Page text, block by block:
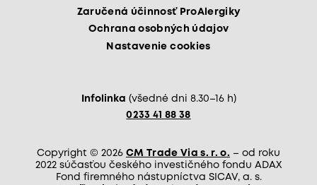
Zaručená účinnosť ProAlergiky
Ochrana osobných údajov
Nastavenie cookies
Infolinka (všedné dni 8.30–16 h)
0233 41 88 38
Copyright © 2026 CM Trade Via s. r. o. – od roku
2022 súčasťou českého investičného fondu ADAX
Fond firemného nástupníctva SICAV, a. s.